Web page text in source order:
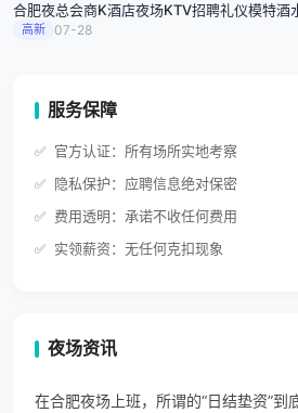
合肥夜总会商K酒店夜场KTV招聘礼仪模特酒
高新 07-28
服务保障
官方认证：所有场所实地考察
隐私保护：应聘信息绝对保密
费用透明：承诺不收任何费用
实领薪资：无任何克扣现象
夜场资讯
在合肥夜场上班，所谓的“日结垫资”到